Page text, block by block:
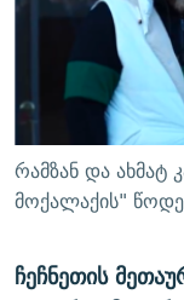
ᲛᲝᲚᲐᲞᲐᲠᲐᲙᲔ
ᲨᲘᲜ - ᲣᲪᲮᲝᲔᲗᲨᲘ
ᲚᲘᲢᲔᲠᲐᲢᲣᲠᲣᲚᲘ
ᲐᲛᲔᲠᲘᲙᲣᲚᲘ
ᲘᲛᲞᲔᲠᲘᲐ ᲓᲐ
ᲩᲔᲛᲘ
11 ᲬᲔᲚᲘ - 11
ᲡᲐᲞᲐᲠᲚᲐᲛᲔᲜᲢᲝ
ᲑᲐᲕᲨᲕᲔᲑᲘ
5 ᲐᲛᲑᲐᲕᲘ - 20
ПРИВЕТ
ᲒᲐᲛᲝᲘᲬᲔᲠᲔ
რთე/რთ-ის
რამზან და ახმატ
მოქალაქის"
ჩეჩნეთის